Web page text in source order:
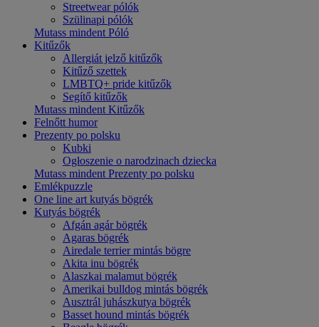
Streetwear pólók
Szülinapi pólók
Mutass mindent Póló
Kitűzők
Allergiát jelző kitűzők
Kitűző szettek
LMBTQ+ pride kitűzők
Segítő kitűzők
Mutass mindent Kitűzők
Felnőtt humor
Prezenty po polsku
Kubki
Ogłoszenie o narodzinach dziecka
Mutass mindent Prezenty po polsku
Emlékpuzzle
One line art kutyás bögrék
Kutyás bögrék
Afgán agár bögrék
Agaras bögrék
Airedale terrier mintás bögre
Akita inu bögrék
Alaszkai malamut bögrék
Amerikai bulldog mintás bögrék
Ausztrál juhászkutya bögrék
Basset hound mintás bögrék